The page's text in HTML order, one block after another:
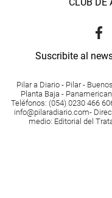
Suscribite al
Pilar a Diario - Pilar -
Planta Baja -
Teléfonos: (054) 0230 466
info@pilaradiario.com-
medio: Editorial del